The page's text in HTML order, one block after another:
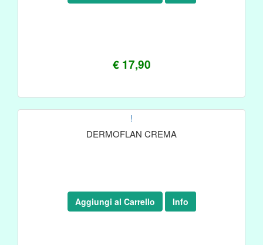
€ 17,90
!
DERMOFLAN CREMA
Aggiungi al Carrello Info